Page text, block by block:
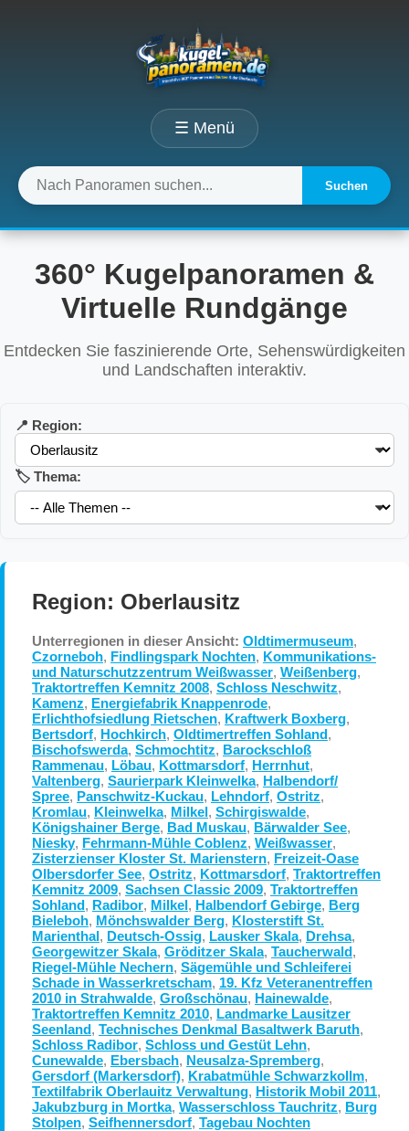
☰ Menü
Suchen
360° Kugelpanoramen &
Virtuelle Rundgänge
Entdecken Sie faszinierende Orte, Sehenswürdigkeiten
und Landschaften interaktiv.
📍 Region:
🏷️ Thema:
Region: Oberlausitz
Unterregionen in dieser Ansicht: Oldtimermuseum,
Czorneboh, Findlingspark Nochten, Kommunikations-
und Naturschutzzentrum Weißwasser, Weißenberg,
Traktortreffen Kemnitz 2008, Schloss Neschwitz,
Kamenz, Energiefabrik Knappenrode,
Erlichthofsiedlung Rietschen, Kraftwerk Boxberg,
Bertsdorf, Hochkirch, Oldtimertreffen Sohland,
Bischofswerda, Schmochtitz, Barockschloß
Rammenau, Löbau, Kottmarsdorf, Herrnhut,
Valtenberg, Saurierpark Kleinwelka, Halbendorf/
Spree, Panschwitz-Kuckau, Lehndorf, Ostritz,
Kromlau, Kleinwelka, Milkel, Schirgiswalde,
Königshainer Berge, Bad Muskau, Bärwalder See,
Niesky, Fehrmann-Mühle Coblenz, Weißwasser,
Zisterzienser Kloster St. Marienstern, Freizeit-Oase
Olbersdorfer See, Ostritz, Kottmarsdorf, Traktortreffen
Kemnitz 2009, Sachsen Classic 2009, Traktortreffen
Sohland, Radibor, Milkel, Halbendorf Gebirge, Berg
Bieleboh, Mönchswalder Berg, Klosterstift St.
Marienthal, Deutsch-Ossig, Lausker Skala, Drehsa,
Georgewitzer Skala, Gröditzer Skala, Taucherwald,
Riegel-Mühle Nechern, Sägemühle und Schleiferei
Schade in Wasserkretscham, 19. Kfz Veteranentreffen
2010 in Strahwalde, Großschönau, Hainewalde,
Traktortreffen Kemnitz 2010, Landmarke Lausitzer
Seenland, Technisches Denkmal Basaltwerk Baruth,
Schloss Radibor, Schloss und Gestüt Lehn,
Cunewalde, Ebersbach, Neusalza-Spremberg,
Gersdorf (Markersdorf), Krabatmühle Schwarzkollm,
Textilfabrik Oberlauitz Verwaltung, Historik Mobil 2011,
Jakubzburg in Mortka, Wasserschloss Tauchritz, Burg
Stolpen, Seifhennersdorf, Tagebau Nochten